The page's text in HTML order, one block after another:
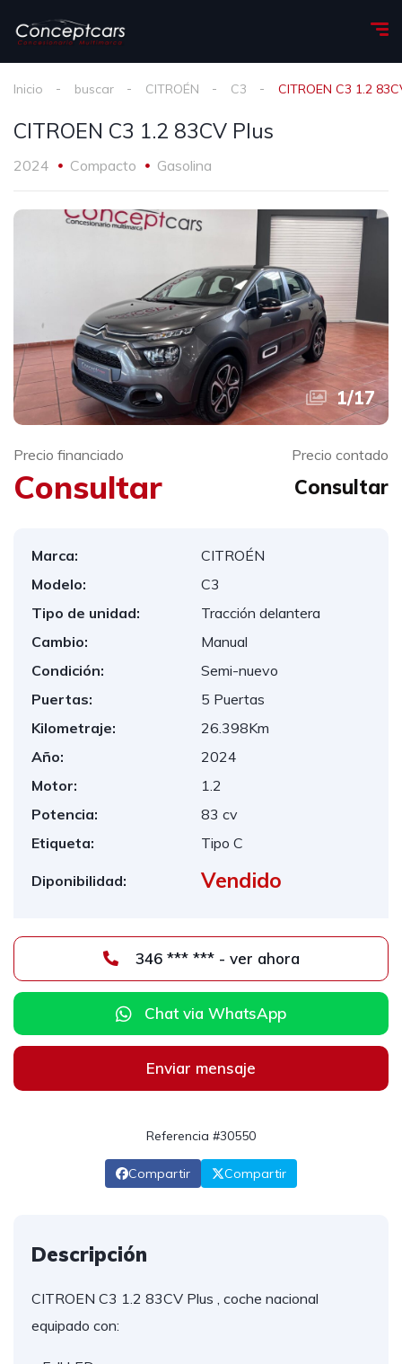
Inicio buscar CITROÉN C3 CITROEN C3 1.2
CITROEN C3 1.2 83CV Plus
2024 Compacto Gasolina
1/17
Precio financiado
Consultar
Precio contado
Consultar
Marca:
CITROÉN
Modelo:
C3
Tipo de unidad:
Tracción delantera
Cambio:
Manual
Condición:
Semi-nuevo
Puertas:
5 Puertas
Kilometraje:
26.398Km
Año:
2024
Motor:
1.2
Potencia:
83 cv
Etiqueta:
Tipo C
Diponibilidad: Vendido
346 *** *** - ver ahora
Chat via WhatsApp
Enviar mensaje
Referencia #30550
Compartir Compartir
Descripción
CITROEN C3 1.2 83CV Plus , coche nacional
equipado con: